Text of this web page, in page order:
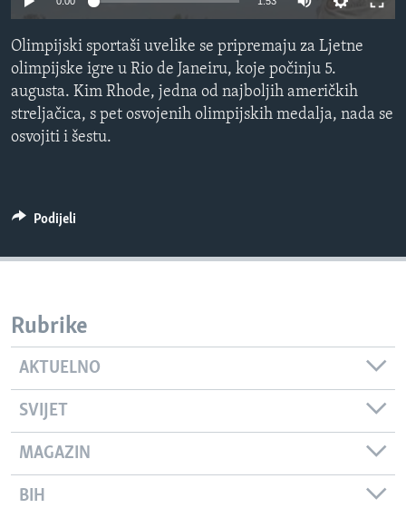
MAGAZIN
O GLASU AMERIKE
Learning English
PRATITE NAS
Jezici
Olimpijski sportaši uvelike se pripremaju za Ljetne
olimpijske igre u Rio de Janeiru, koje počinju 5.
augusta. Kim Rhode, jedna od najboljih američkih
streljačica, s pet osvojenih olimpijskih medalja, nada se
osvojiti i šestu.
Podijeli
Rubrike
AKTUELNO
SVIJET
MAGAZIN
BIH